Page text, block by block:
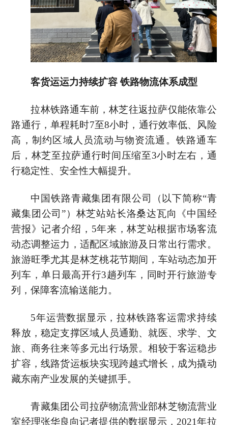
客货运运力持续扩容 铁路物流体系成型
拉林铁路通车前，林芝往返拉萨仅能依靠公
路通行，单程耗时7至8小时，通行效率低、风险
高，制约区域人员流动与物资流通。铁路通车
后，林芝至拉萨通行时间压缩至3小时左右，通
行稳定性、安全性大幅提升。
中国铁路青藏集团有限公司（以下简称“青
藏集团公司”）林芝站站长洛桑达瓦向《中国经
营报》记者介绍，5年来，林芝站根据市场客流
动态调整运力，适配区域旅游及日常出行需求。
旅游旺季尤其是林芝桃花节期间，车站动态加开
列车，单日最高开行3趟列车，同时开行旅游专
列，保障客流输送能力。
5年运营数据显示，拉林铁路客运需求持续
释放，稳定支撑区域人员通勤、就医、求学、文
旅、商务往来等多元出行场景。相较于客运稳步
扩容，线路货运板块实现跨越式增长，成为撬动
藏东南产业发展的关键抓手。
青藏集团公司拉萨物流营业部林芝物流营业
室经理张华良向记者提供的数据显示，2021年拉